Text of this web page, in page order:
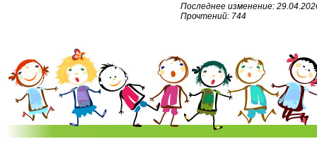
Последнее изменение:
Прочтений: 744